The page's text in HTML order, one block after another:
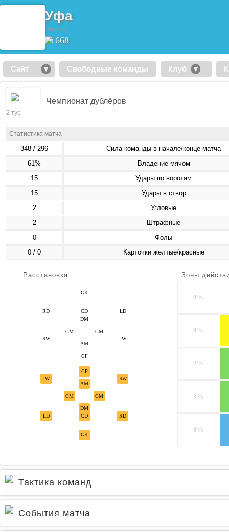
Уфа
Россия
668
Сайт Свободные команды Клуб
Чемпионат дублёров
2 тур
Статистика матча
348 / 296
Сила команды в начале/конце матча
61%
Владение мячом
15
Удары по воротам
15
Удары в створ
2
Угловые
2
Штрафные
0
Фолы
0 / 0
Карточки желтые/красные
Расстановка:
GK
LD
DM
RD
LW
RW
CD
CM CM
AM
CF
GK
LD
AM
CD
CM
RD
DM
CM
LW RW
CF
Зоны
0%
0%
2%
3%
0%
Тактика команд
События матча